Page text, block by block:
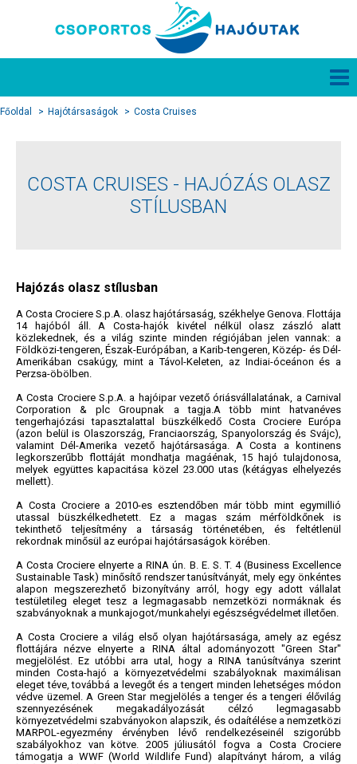
Főoldal Hajótársaságok Costa Cruises
COSTA CRUISES - HAJÓZÁS OLASZ
STÍLUSBAN
Hajózás olasz stílusban
A Costa Crociere S.p.A. olasz hajótársaság, székhelye Genova. Flottája
14 hajóból áll. A Costa-hajók kivétel nélkül olasz zászló alatt
közlekednek, és a világ szinte minden régiójában jelen vannak: a
Földközi-tengeren, Észak-Európában, a Karib-tengeren, Közép- és Dél-
Amerikában csakúgy, mint a Távol-Keleten, az Indiai-óceánon és a
Perzsa-öbölben.
A Costa Crociere S.p.A. a hajóipar vezető óriásvállalatának, a Carnival
Corporation & plc Groupnak a tagja.A több mint hatvanéves
tengerhajózási tapasztalattal büszkélkedő Costa Crociere Európa
(azon belül is Olaszország, Franciaország, Spanyolország és Svájc),
valamint Dél-Amerika vezető hajótársasága. A Costa a kontinens
legkorszerűbb flottáját mondhatja magáénak, 15 hajó tulajdonosa,
melyek együttes kapacitása közel 23.000 utas (kétágyas elhelyezés
mellett).
A Costa Crociere a 2010-es esztendőben már több mint egymillió
utassal büszkélkedhetett. Ez a magas szám mérföldkőnek is
tekinthető teljesítmény a társaság történetében, és feltétlenül
rekordnak minősül az európai hajótársaságok körében.
A Costa Crociere elnyerte a RINA ún. B. E. S. T. 4 (Business Excellence
Sustainable Task) minősítő rendszer tanúsítványát, mely egy önkéntes
alapon megszerezhető bizonyítvány arról, hogy egy adott vállalat
testületileg eleget tesz a legmagasabb nemzetközi normáknak és
szabványoknak a munkajogot/munkahelyi egészségvédelmet illetően.
A Costa Crociere a világ első olyan hajótársasága, amely az egész
flottájára nézve elnyerte a RINA által adományozott "Green Star"
megjelölést. Ez utóbbi arra utal, hogy a RINA tanúsítványa szerint
minden Costa-hajó a környezetvédelmi szabályoknak maximálisan
eleget téve, továbbá a levegőt és a tengert minden lehetséges módon
védve üzemel. A Green Star megjelölés a tenger és a tengeri élővilág
szennyezésének megakadályozását célzó legmagasabb
környezetvédelmi szabványokon alapszik, és odaítélése a nemzetközi
MARPOL-egyezmény érvényben lévő rendelkezéseinél szigorúbb
szabályokhoz van kötve. 2005 júliusától fogva a Costa Crociere
támogatja a WWF (World Wildlife Fund) alapítványt három, a világ